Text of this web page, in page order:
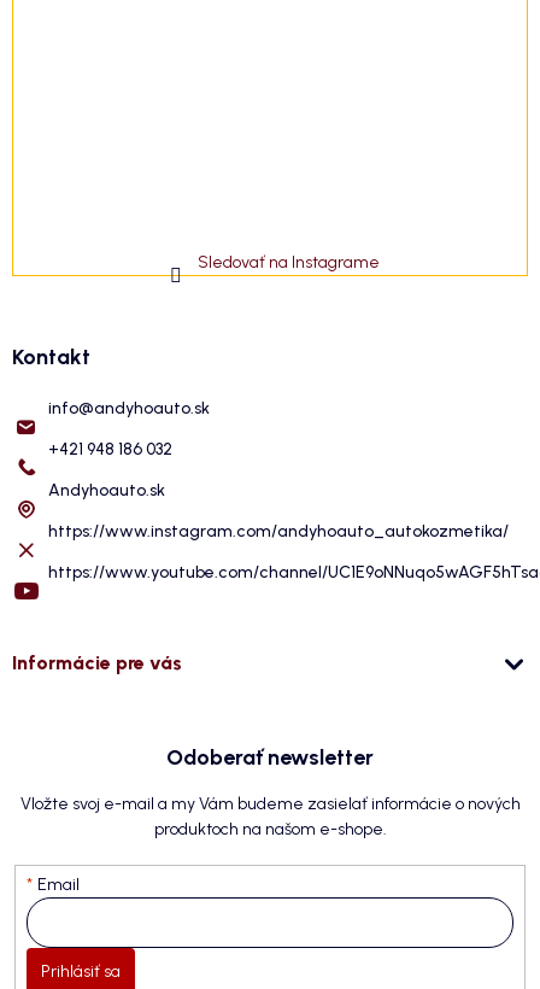
Sledovať na Instagrame
Kontakt
info@andyhoauto.sk
+421 948 186 032
Andyhoauto.sk
https://www.instagram.com/andyhoauto_autokozmetika/
https://www.youtube.com/channel/
Informácie pre vás
Odoberať newsletter
Vložte svoj e-mail a my Vám budeme zasielať informácie o nových
produktoch na našom e-shope.
Email
Prihlásiť sa